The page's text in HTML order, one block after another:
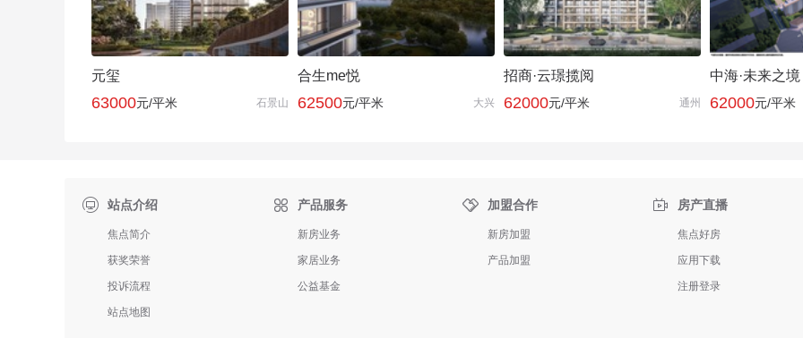
元玺
63000元/平米 石景山
合生me悦
62500元/平米 大兴
招商·云璟揽阅
62000元/平米 通州
中海·未来之境
62000元/平米
站点介绍
焦点简介
获奖荣誉
投诉流程
站点地图
 产品服务
新房业务
家居业务
公益基金
 加盟合作
新房加盟
产品加盟
 房产直播
焦点好房
应用下载
注册登录